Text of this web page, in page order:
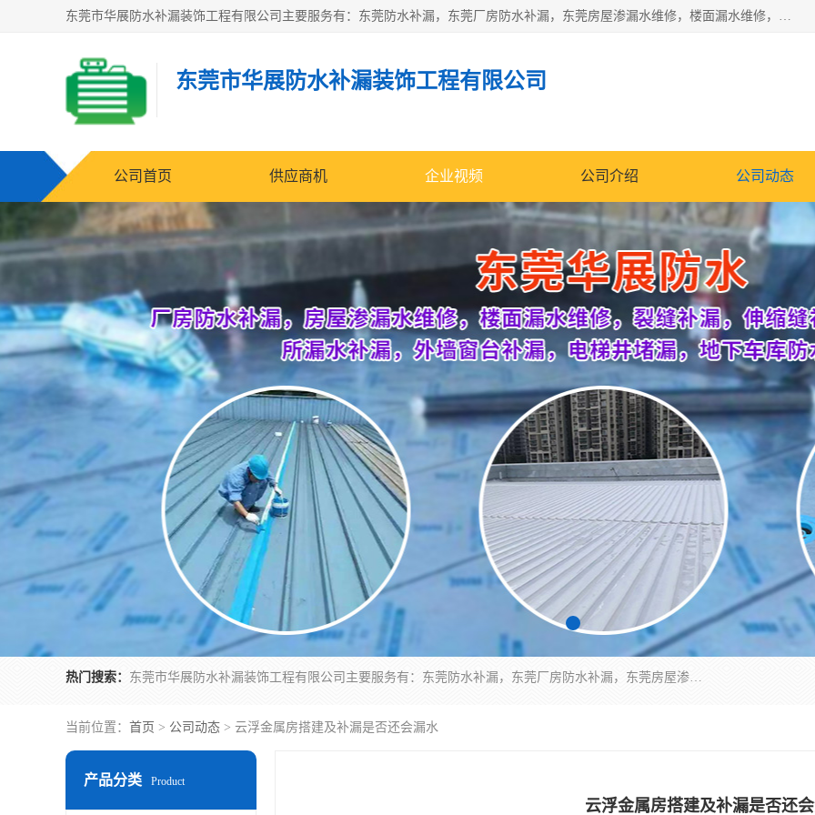
东莞市华展防水补漏装饰工程有限公司主要服务有：东莞防水补漏，东莞厂房防水补漏，东莞房屋渗漏水维修，楼面漏水维修，裂缝补漏，伸缩缝补漏，卫生间防水改造，厕所漏水补漏，外墙窗台补漏，电梯井堵漏，地下车库防水引水工程等
东莞市华展防水补漏装饰工程有限公司
公司首页 供应商机 企业视频 公司介绍 公司动态
热门搜索： 东莞市华展防水补漏装饰工程有限公司主要服务有：东莞防水补漏，东莞厂房防水补漏，东莞房屋渗漏水维修，楼面漏水维修，裂缝补漏，伸缩缝补漏，卫生间防水改造，厕所漏水补漏，外墙窗台补漏，电梯井堵漏，地下车库防水引水工程等
当前位置： 首页 > 公司动态 > 云浮金属房搭建及补漏是否还会漏水
产品分类 Product
云浮金属房搭建及补漏是否还